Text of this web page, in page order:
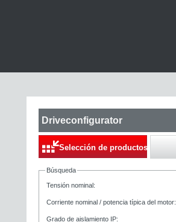
Driveconfigurator
Selección de productos
Búsqueda
Tensión nominal:
Corriente nominal / potencia típica del motor:
Grado de aislamiento IP: